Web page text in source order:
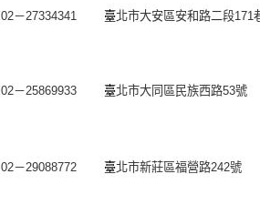
02－27334341 臺北市大安區安和路二段171
02－25869933 臺北市大同區民族西路53號
02－29088772 臺北市新莊區福營路242號